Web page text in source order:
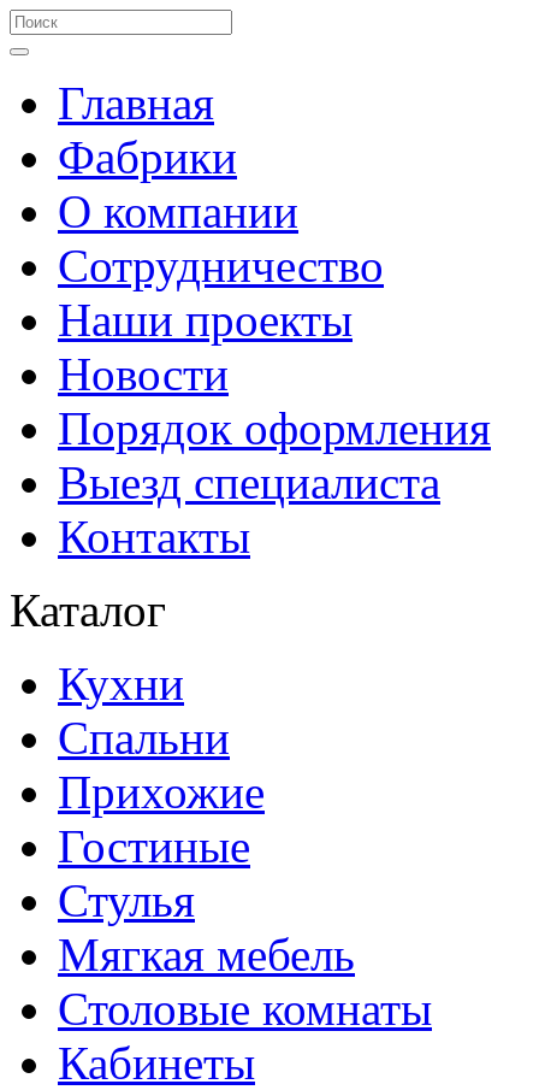
Главная
Фабрики
О компании
Сотрудничество
Наши проекты
Новости
Порядок оформления
Выезд специалиста
Контакты
Каталог
Кухни
Спальни
Прихожие
Гостиные
Стулья
Мягкая мебель
Столовые комнаты
Кабинеты